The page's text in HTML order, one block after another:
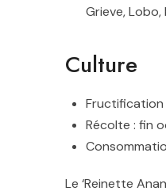
Grieve, Lobo,
Culture
Récolte : fin
Le ‘Reinette